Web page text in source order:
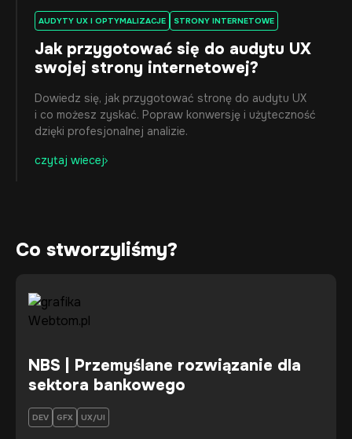
AUDYTY UX I OPTYMALIZACJE STRONY INTERNETOWE
Jak przygotować się do audytu UX
swojej strony internetowej?
Dowiedz się, jak przygotować stronę do audytu UX
i co możesz zyskać. Popraw konwersję i użyteczność
dzięki profesjonalnej analizie.
czytaj wiecej
Co stworzyliśmy?
NBS | Przemyślane rozwiązanie dla
sektora bankowego
DEV GFX UX/UI